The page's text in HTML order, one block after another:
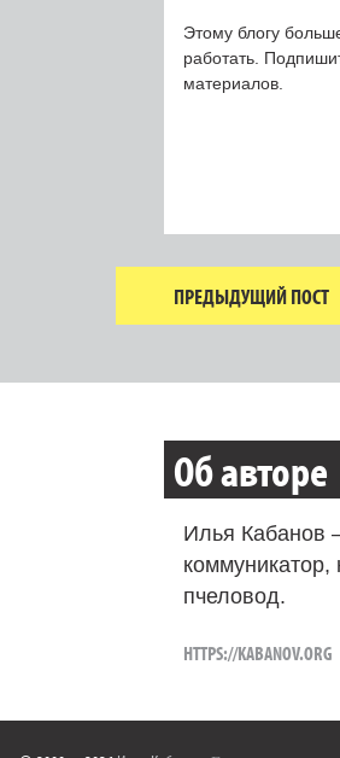
Этому блогу
работать.
материалов.
ПРЕДЫДУЩИЙ ПОСТ
Об авторе
Илья Кабанов
пчеловод.
HTTPS://KABANOV.ORG